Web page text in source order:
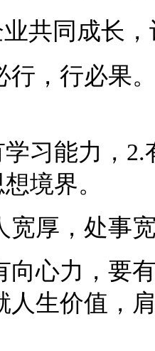
共同成长
行，行必果
学习能力，
境界。
宽厚，处事
向心力，要
人生价值，